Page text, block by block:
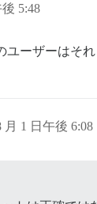
5:48
ーザーはそ
月 1 日午後 6:08